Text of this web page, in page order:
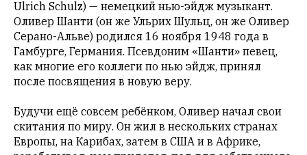
с
большим
трудом,
но
с
душой.
Редакция
не
лезет
Ulrich Schulz) — немецкий нью-эйдж музыкант.
Оливер Шанти (он же Ульрих Шульц, он же Оливер
Серано-Альве) родился 16 ноября 1948 года в
Гамбурге, Германия. Псевдоним «Шанти» певец,
как многие его коллеги по нью эйдж, принял
после посвящения в новую веру.
Будучи ещё совсем ребёнком, Оливер начал свои
скитания по миру. Он жил в нескольких странах
Европы, на Карибах, затем в США и в Африке,